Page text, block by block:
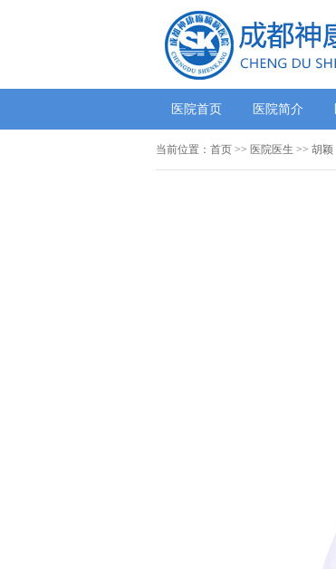
医院首页 医院简介
当前位置： 首页 >> 医院医生 >> 胡颖